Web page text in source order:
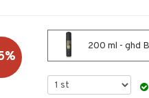
200 ml - ghd